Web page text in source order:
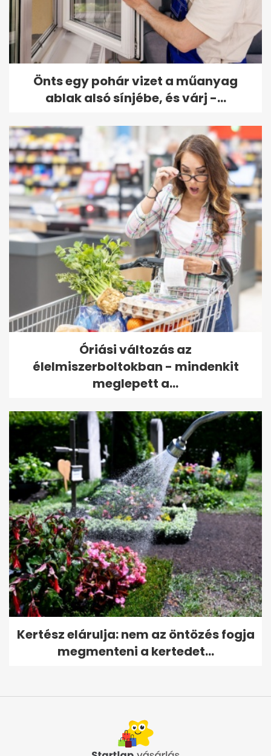
Önts egy pohár vizet a műanyag
ablak alsó sínjébe, és várj -...
Óriási változás az
élelmiszerboltokban - mindenkit
meglepett a...
Kertész elárulja: nem az öntözés fogja
megmenteni a kertedet...